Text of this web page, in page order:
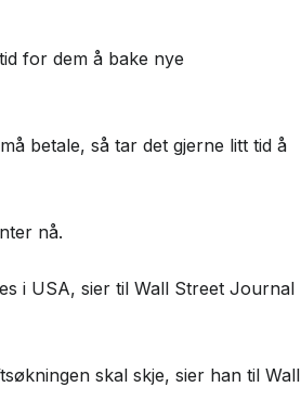
for dem å bake nye
betale, så tar det gjerne litt tid å
nå.
i USA, sier til Wall Street Journal
skal skje, sier han til Wall